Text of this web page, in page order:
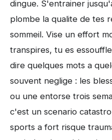
dingue. S'entrainer
plombe la qualite de tes
sommeil. Vise un effort
transpires, tu es
dire quelques mots a
souvent neglige : les
ou une entorse trois
c'est un scenario
sports a fort risque